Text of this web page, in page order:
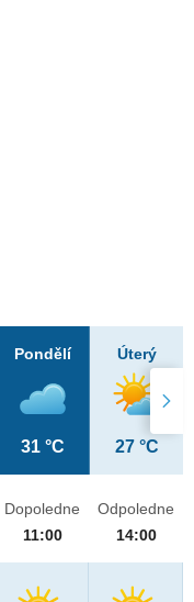
Pondělí
31 °C
Úterý
27 °C
Dopoledne
11:00
Odpoledne
14:00